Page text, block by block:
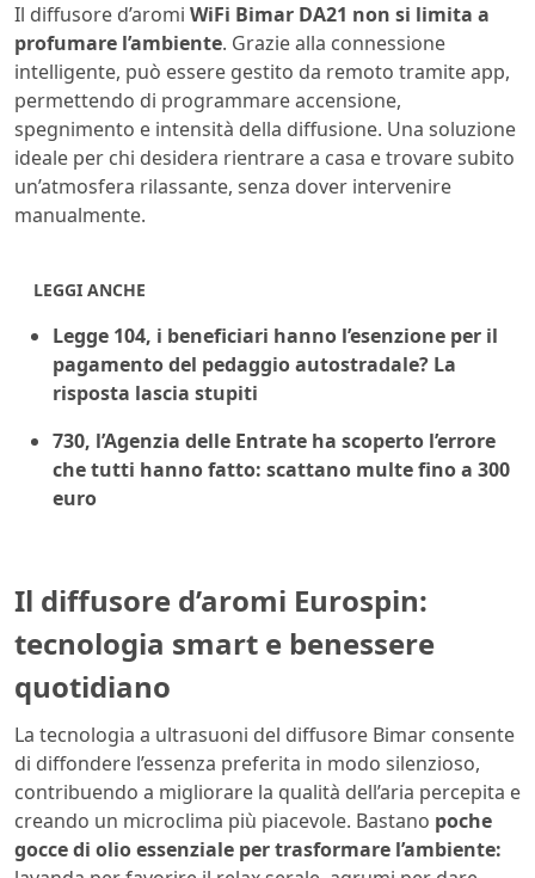
Il diffusore d’aromi WiFi Bimar DA21 non si limita a
profumare l’ambiente. Grazie alla connessione
intelligente, può essere gestito da remoto tramite app,
permettendo di programmare accensione,
spegnimento e intensità della diffusione. Una soluzione
ideale per chi desidera rientrare a casa e trovare subito
un’atmosfera rilassante, senza dover intervenire
manualmente.
LEGGI ANCHE
Legge 104, i beneficiari hanno l’esenzione per il
pagamento del pedaggio autostradale? La
risposta lascia stupiti
730, l’Agenzia delle Entrate ha scoperto l’errore
che tutti hanno fatto: scattano multe fino a 300
euro
Il diffusore d’aromi Eurospin:
tecnologia smart e benessere
quotidiano
La tecnologia a ultrasuoni del diffusore Bimar consente
di diffondere l’essenza preferita in modo silenzioso,
contribuendo a migliorare la qualità dell’aria percepita e
creando un microclima più piacevole. Bastano poche
gocce di olio essenziale per trasformare l’ambiente: